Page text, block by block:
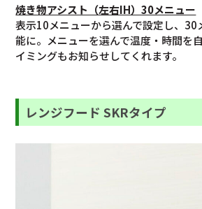
焼き物アシスト（左右IH）30メニュー
表示10メニューから選んで設定し、30
能に。メニューを選んで温度・時間を
イミングもお知らせしてくれます。
レンジフード SKRタイプ